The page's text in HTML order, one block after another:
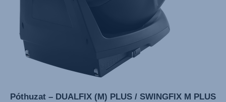
Póthuzat – DUALFIX (M) PLUS / SWINGFIX M PLUS